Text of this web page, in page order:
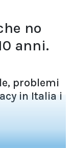
no
anni.
problemi
in Italia i